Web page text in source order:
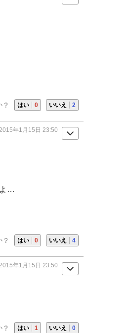
はい 0 いいえ 2
2015年1月15日 23:50
…
はい 0 いいえ 4
2015年1月15日 23:50
はい 1 いいえ 0